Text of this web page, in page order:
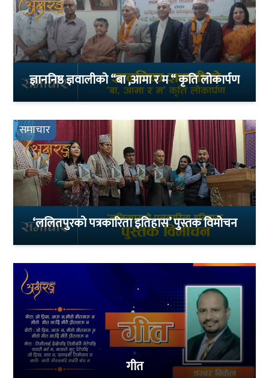
ज्ञाननिष्ठ ज्ञवालीको “बा ,आमा र म “ कृति लोकार्पण
समाचार
‘ललितपुरको पत्रकारिता इतिहास’ पुस्तक विमोचन
गीत